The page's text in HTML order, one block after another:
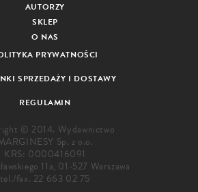
AUTORZY
SKLEP
O NAS
PRYWATNOŚCI
SPRZEDAŻY I DOSTAWY
REGULAMIN
© 2014. Wydawnictwo
Sp. z o.o.
KRS: 0000416091
11a, 01-527 Warszawa
tel./fax. 22 663 02 75